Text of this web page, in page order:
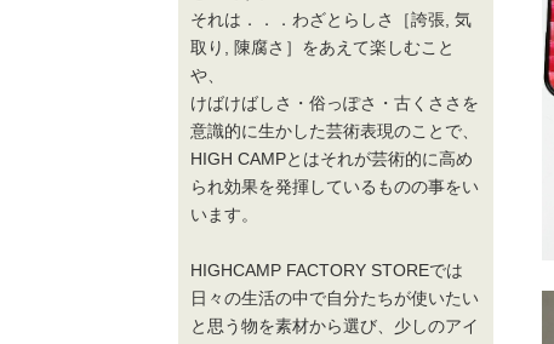
それは．．．わざとらしさ［誇張, 気
取り, 陳腐さ］をあえて楽しむこと
や、
けばけばしさ・俗っぽさ・古くささを
意識的に生かした芸術表現のことで、
HIGH CAMPとはそれが芸術的に高め
られ効果を発揮しているものの事をい
います。
HIGHCAMP FACTORY STOREでは
日々の生活の中で自分たちが使いたい
と思う物を素材から選び、少しのアイ